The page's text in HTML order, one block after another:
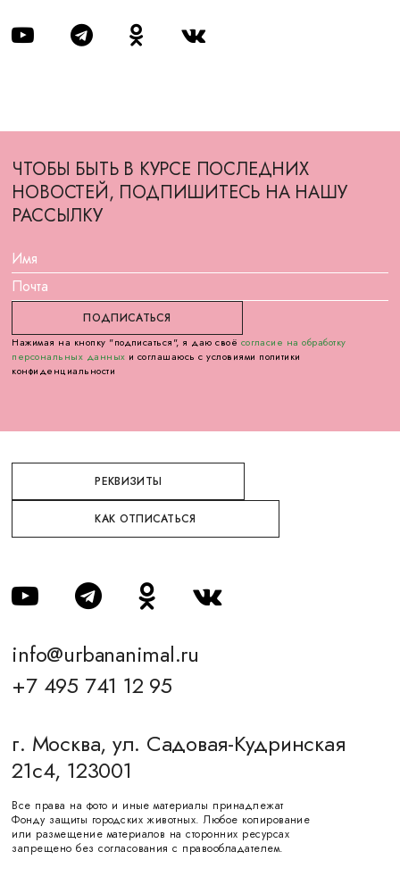
ЧТОБЫ БЫТЬ В КУРСЕ ПОСЛЕДНИХ
НОВОСТЕЙ, ПОДПИШИТЕСЬ НА НАШУ
РАССЫЛКУ
Нажимая на кнопку "подписаться", я даю своё согласие на обработку
персональных данных и соглашаюсь с условиями политики
конфиденциальности
РЕКВИЗИТЫ
КАК ОТПИСАТЬСЯ
info@urbananimal.ru
+7 495 741 12 95
г. Москва, ул. Садовая-Кудринская
21с4, 123001
Все права на фото и иные материалы принадлежат
Фонду защиты городских животных. Любое копирование
или размещение материалов на сторонних ресурсах
запрещено без согласования с правообладателем.